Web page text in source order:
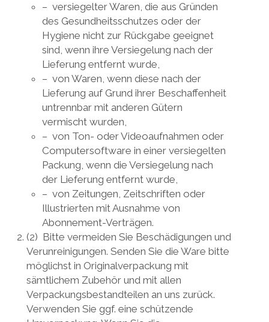
– versiegelter Waren, die aus Gründen
des Gesundheitsschutzes oder der
Hygiene nicht zur Rückgabe geeignet
sind, wenn ihre Versiegelung nach der
Lieferung entfernt wurde,
– von Waren, wenn diese nach der
Lieferung auf Grund ihrer Beschaffenheit
untrennbar mit anderen Gütern
vermischt wurden,
– von Ton- oder Videoaufnahmen oder
Computersoftware in einer versiegelten
Packung, wenn die Versiegelung nach
der Lieferung entfernt wurde,
– von Zeitungen, Zeitschriften oder
Illustrierten mit Ausnahme von
Abonnement-Verträgen.
(2) Bitte vermeiden Sie Beschädigungen und
Verunreinigungen. Senden Sie die Ware bitte
möglichst in Originalverpackung mit
sämtlichem Zubehör und mit allen
Verpackungsbestandteilen an uns zurück.
Verwenden Sie ggf. eine schützende